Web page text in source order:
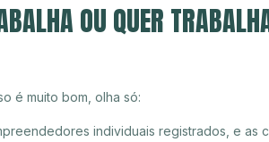
OU QUER
é muito bom, olha só:
individuais registrados, e as